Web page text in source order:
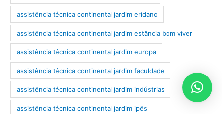
assistência técnica continental jardim eridano
assistência técnica continental jardim estância bom viver
assistência técnica continental jardim europa
assistência técnica continental jardim faculdade
assistência técnica continental jardim indústrias
assistência técnica continental jardim ipês